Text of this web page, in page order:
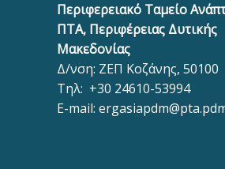
Περιφερειακό Ταμείο
ΠΤΑ, Περιφέρειας Δυτικής
Μακεδονίας
Δ/νση: ΖΕΠ Κοζάνης, 50100
Τηλ: +30 24610-53994
E-mail: